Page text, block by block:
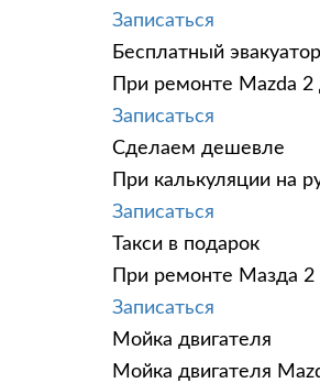
Записаться
Бесплатный эвакуатор
При ремонте Mazda
Записаться
Сделаем дешевле
При калькуляции на
Записаться
Такси в подарок
При ремонте Мазда 2
Записаться
Мойка двигателя
Мойка двигателя